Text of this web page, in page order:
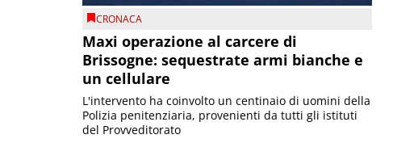
CRONACA
Maxi operazione al carcere di
Brissogne: sequestrate armi bianche e
un cellulare
L'intervento ha coinvolto un centinaio di uomini della
Polizia penitenziaria, provenienti da tutti gli istituti
del Provveditorato